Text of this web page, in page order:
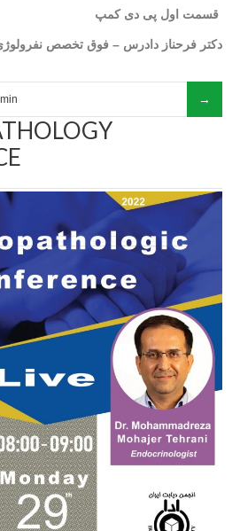
دکتر فرحناز دادرس – فوق تخصص